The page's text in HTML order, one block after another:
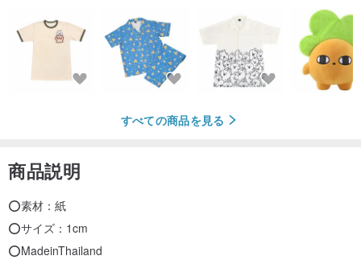
すべての商品を見る
商品説明
⭕️素材：紙
⭕️サイズ：1cm
⭕️MadeinThailand